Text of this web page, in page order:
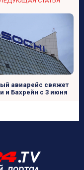
авиарейс свяжет
и Бахрейн с 3 июня